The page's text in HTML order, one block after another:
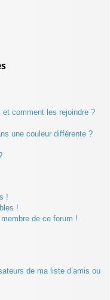
et comment les rejoindre ?
une couleur différente ?
!
!
de ce forum !
de ma liste d’amis ou